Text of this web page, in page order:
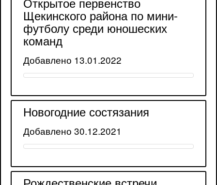
Щекинского района по мини-
футболу среди юношеских
команд
Добавлено 13.01.2022
Новогодние состязания
Добавлено 30.12.2021